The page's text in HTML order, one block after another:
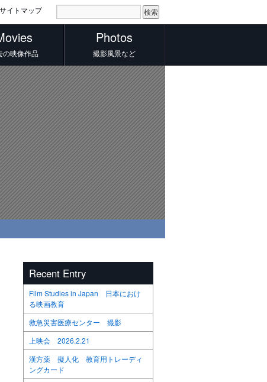
サイトマップ
の映像作品
Photos
撮影風景など
Recent Entry
Film Studies in Japan 日本におけ
る映画教育
救急災害医療センター 撮影
上映会 2026.2.21
漢方薬 擬人化 教育用トレーディ
ングカード